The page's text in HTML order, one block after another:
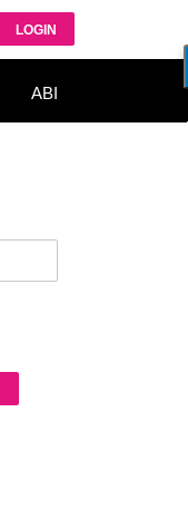
LOGIN
ABI